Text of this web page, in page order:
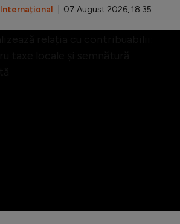
Internațional | 07 August 2026, 18:35